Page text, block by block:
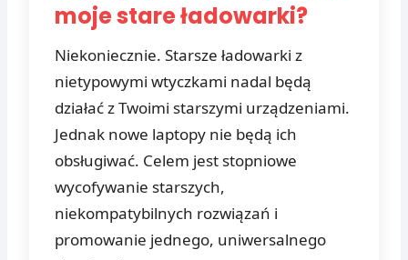
moje stare ładowarki?
Niekoniecznie. Starsze ładowarki z
nietypowymi wtyczkami nadal będą
działać z Twoimi starszymi urządzeniami.
Jednak nowe laptopy nie będą ich
obsługiwać. Celem jest stopniowe
wycofywanie starszych,
niekompatybilnych rozwiązań i
promowanie jednego, uniwersalnego